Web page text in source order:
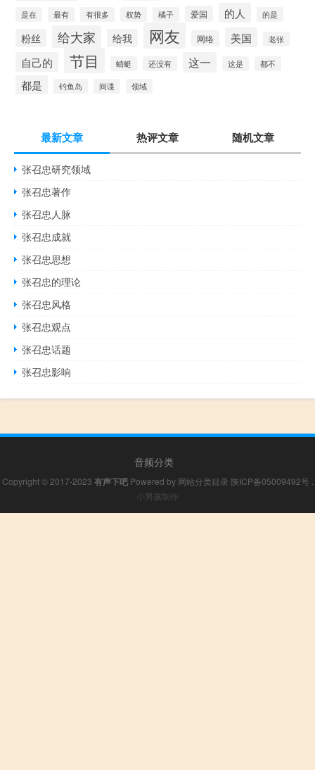
是在 最有 有很多 权势 橘子 爱国 的人 的是
粉丝 给大家 给我 网友 网络 美国 老张
自己的 节目 蜻蜓 还没有 这一 这是 都不
都是 钓鱼岛 间谍 领域
最新文章 热评文章 随机文章
张召忠研究领域
张召忠著作
张召忠人脉
张召忠成就
张召忠思想
张召忠的理论
张召忠风格
张召忠观点
张召忠话题
张召忠影响
音频分类
Copyright © 2017-2023 有声下吧Powered by 网站分类目录 陕ICP备05009492号
小男孩制作